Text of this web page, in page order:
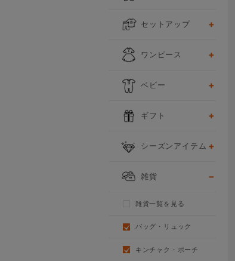
セットアップ
ワンピース
ベビー
ギフト
シーズンアイテム
雑貨
雑貨一覧を見る
バッグ・リュック
キンチャク・ポーチ